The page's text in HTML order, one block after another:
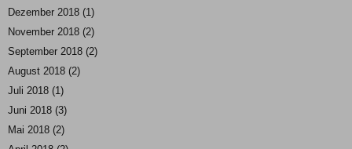
Dezember 2018 (1)
November 2018 (2)
September 2018 (2)
August 2018 (2)
Juli 2018 (1)
Juni 2018 (3)
Mai 2018 (2)